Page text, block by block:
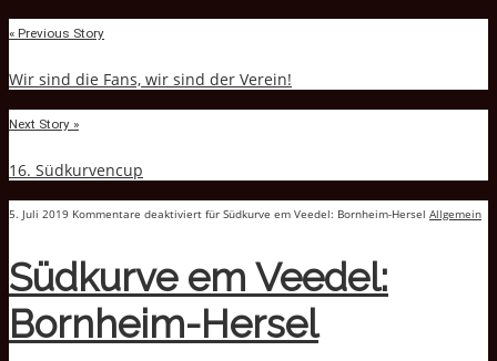
« Previous Story
Wir sind die Fans, wir sind der Verein!
Next Story »
16. Südkurvencup
5. Juli 2019 Kommentare deaktiviert für Südkurve em Veedel: Bornheim-Hersel Allgemein
Südkurve em Veedel:
Bornheim-Hersel